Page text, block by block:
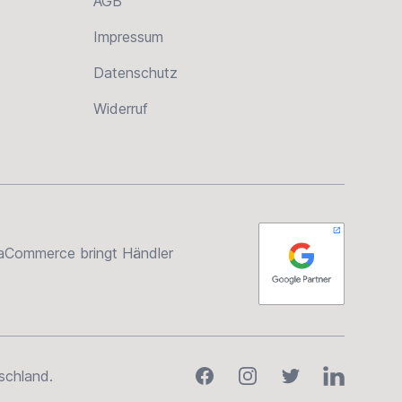
Impressum
Datenschutz
Widerruf
bringt Händler
FacebookInstagramTwitterLinkedIn